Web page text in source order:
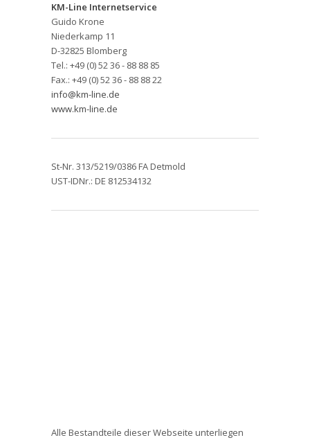
KM-Line Internetservice
Guido Krone
Niederkamp 11
D-32825 Blomberg
Tel.: +49 (0) 52 36 - 88 88 85
Fax.: +49 (0) 52 36 - 88 88 22
info@km-line.de
www.km-line.de
St-Nr. 313/5219/0386 FA Detmold
UST-IDNr.: DE 812534132
Alle Bestandteile dieser Webseite unterliegen